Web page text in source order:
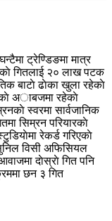
ट्रेण्डिङमा मात्र
गितलाई २० लाख पटक
बाटाे ढाेका खुला रहेकाे
अाबजमा रहेकाे
स्वरमा सार्वजानिक
सिम्रन परियारकाे
रेकर्ड गरिएकाे
विसी अफिसियल
दाेस्राे गित पनि
छन ३ गित